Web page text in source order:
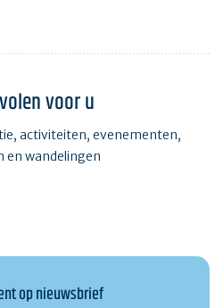
voor u
activiteiten, evenementen,
en wandelingen
op nieuwsbrief